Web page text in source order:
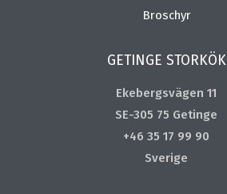
Broschyr
GETINGE STORKÖK
Ekebergsvägen 11
SE-305 75 Getinge
+46 35 17 99 90
Sverige